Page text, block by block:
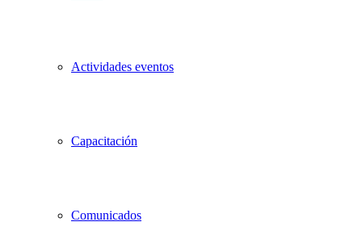
Actividades eventos
Capacitación
Comunicados